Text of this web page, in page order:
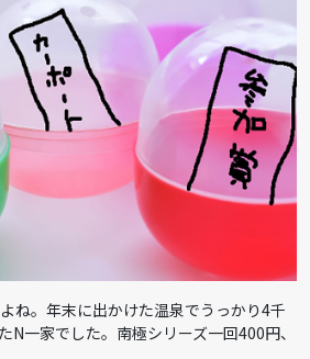
ね。年末に出かけた温泉でうっかり4千
N一家でした。南極シリーズ一回400円、